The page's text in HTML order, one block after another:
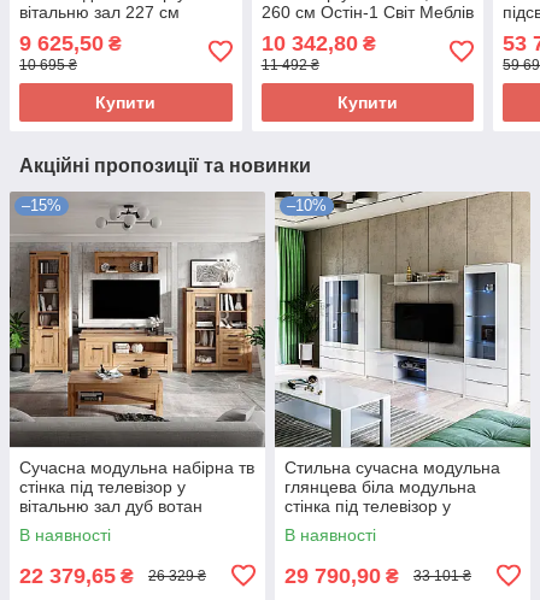
вітальню зал 227 см
дуб молочний
9 625,50 ₴
10 695 ₴
Купити
260 см Остін-1 Світ Меблів
10 342,80₴
11 492 ₴
Купити
53
59
Акційні пропозиції та новинки
–15%
Сучасна модульна набірна тв
стінка під телевізор у
вітальню зал дуб вотан
Мортіз Мебель Сервіс 337 см
В наявності
22 379,65 ₴ 26 329 ₴
–10%
Стильна сучасна модульна
глянцева біла модульна
стінка під телевізор у
вітальню зал мінімалізм Рома
Миро-Марк
В наявності
29 790,90 ₴ 33 101 ₴